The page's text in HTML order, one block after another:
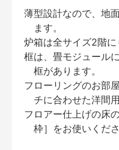
薄型設計なので、地
ます。
炉箱は全サイズ2階に
框は、畳モジュール
框があります。
フローリングのお部
チに合わせた洋間
フロアー仕上げの床
枠］をお使いくださ